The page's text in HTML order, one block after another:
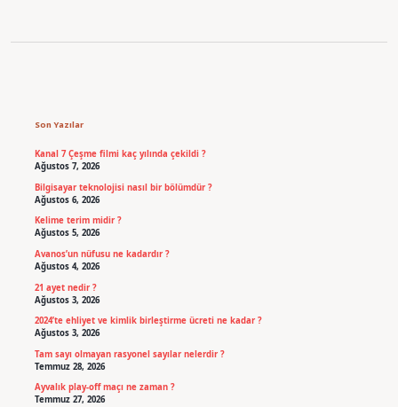
Son Yazılar
Kanal 7 Çeşme filmi kaç yılında çekildi ?
Ağustos 7, 2026
Bilgisayar teknolojisi nasıl bir bölümdür ?
Ağustos 6, 2026
Kelime terim midir ?
Ağustos 5, 2026
Avanos’un nüfusu ne kadardır ?
Ağustos 4, 2026
21 ayet nedir ?
Ağustos 3, 2026
2024’te ehliyet ve kimlik birleştirme ücreti ne kadar ?
Ağustos 3, 2026
Tam sayı olmayan rasyonel sayılar nelerdir ?
Temmuz 28, 2026
Ayvalık play-off maçı ne zaman ?
Temmuz 27, 2026